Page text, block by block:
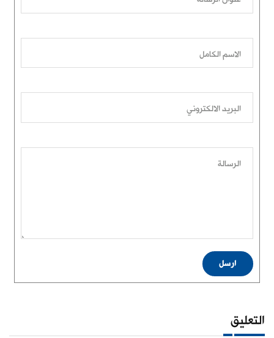
الاسم الكامل
البريد الالكتروني
الرسالة
ارسل
التعليق